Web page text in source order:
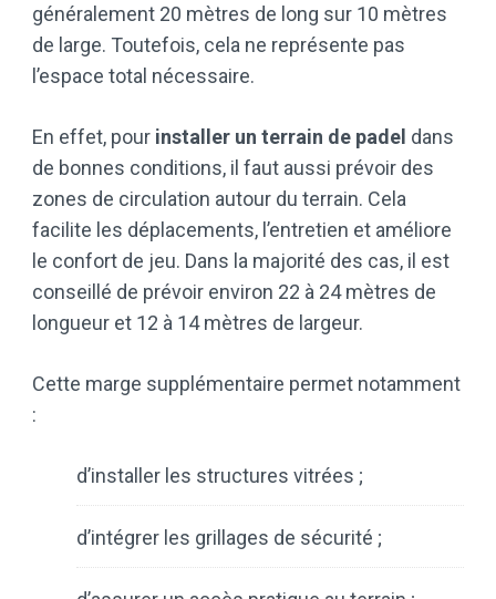
généralement 20 mètres de long sur 10 mètres
de large. Toutefois, cela ne représente pas
l’espace total nécessaire.
En effet, pour installer un terrain de padel dans
de bonnes conditions, il faut aussi prévoir des
zones de circulation autour du terrain. Cela
facilite les déplacements, l’entretien et améliore
le confort de jeu. Dans la majorité des cas, il est
conseillé de prévoir environ 22 à 24 mètres de
longueur et 12 à 14 mètres de largeur.
Cette marge supplémentaire permet notamment
:
d’installer les structures vitrées ;
d’intégrer les grillages de sécurité ;